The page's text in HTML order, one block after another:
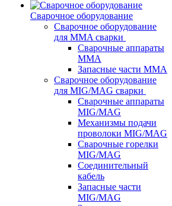
Сварочное оборудование
Сварочное оборудование
для MMA сварки
Сварочные аппараты
MMA
Запасные части MMA
Сварочное оборудование
для MIG/MAG сварки
Сварочные аппараты
MIG/MAG
Механизмы подачи
проволоки MIG/MAG
Сварочные горелки
MIG/MAG
Соединительный
кабель
Запасные части
MIG/MAG